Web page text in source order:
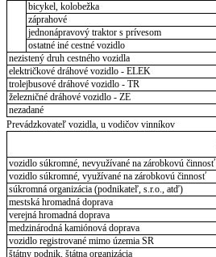
bicykel, kolobežka
záprahové
jednonápravový traktor s prívesom
ostatné iné cestné vozidlo
nezistený druh cestného vozidla
električkové dráhové vozidlo - ELEK
trolejbusové dráhové vozidlo - TR
železničné dráhové vozidlo - ZE
nezadané
Prevádzkovateľ vozidla, u vodičov vinníkov
vozidlo súkromné, nevyužívané na zárobkovú činnosť
vozidlo súkromné, využívané na zárobkovú činnosť
súkromná organizácia (podnikateľ, s.r.o., atď)
mestská hromadná doprava
verejná hromadná doprava
medzinárodná kamiónová doprava
vozidlo registrované mimo územia SR
štátny podnik, štátna organizácia